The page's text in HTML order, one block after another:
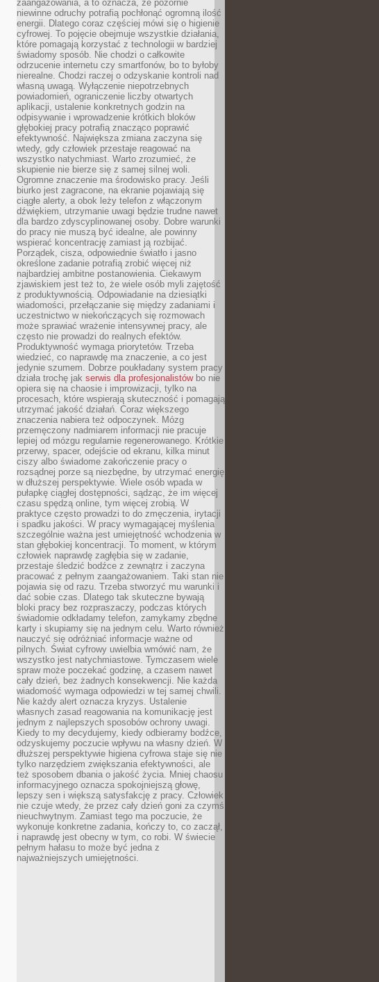
zaangażowania, a to oznacza, że pozornie
niewinne odruchy potrafią pochłonąć ogromną ilość
energii. Dlatego coraz częściej mówi się o higienie
cyfrowej. To pojęcie obejmuje wszystkie działania,
które pomagają korzystać z technologii w bardziej
świadomy sposób. Nie chodzi o całkowite
odrzucenie internetu czy smartfonów, bo to byłoby
nierealne. Chodzi raczej o odzyskanie kontroli nad
własną uwagą. Wyłączenie niepotrzebnych
powiadomień, ograniczenie liczby otwartych
aplikacji, ustalenie konkretnych godzin na
odpisywanie i wprowadzenie krótkich bloków
głębokiej pracy potrafią znacząco poprawić
efektywność. Największa zmiana zaczyna się
wtedy, gdy człowiek przestaje reagować na
wszystko natychmiast. Warto zrozumieć, że
skupienie nie bierze się z samej silnej woli.
Ogromne znaczenie ma środowisko pracy. Jeśli
biurko jest zagracone, na ekranie pojawiają się
ciągłe alerty, a obok leży telefon z włączonym
dźwiękiem, utrzymanie uwagi będzie trudne nawet
dla bardzo zdyscyplinowanej osoby. Dobre warunki
do pracy nie muszą być idealne, ale powinny
wspierać koncentrację zamiast ją rozbijać.
Porządek, cisza, odpowiednie światło i jasno
określone zadanie potrafią zrobić więcej niż
najbardziej ambitne postanowienia. Ciekawym
zjawiskiem jest też to, że wiele osób myli zajętość
z produktywnością. Odpowiadanie na dziesiątki
wiadomości, przełączanie się między zadaniami i
uczestnictwo w niekończących się rozmowach
może sprawiać wrażenie intensywnej pracy, ale
często nie prowadzi do realnych efektów.
Produktywność wymaga priorytetów. Trzeba
wiedzieć, co naprawdę ma znaczenie, a co jest
jedynie szumem. Dobrze poukładany system pracy
działa trochę jak serwis dla profesjonalistówbo nie
opiera się na chaosie i improwizacji, tylko na
procesach, które wspierają skuteczność i pomagają
utrzymać jakość działań. Coraz większego
znaczenia nabiera też odpoczynek. Mózg
przemęczony nadmiarem informacji nie pracuje
lepiej od mózgu regularnie regenerowanego. Krótkie
przerwy, spacer, odejście od ekranu, kilka minut
ciszy albo świadome zakończenie pracy o
rozsądnej porze są niezbędne, by utrzymać energię
w dłuższej perspektywie. Wiele osób wpada w
pułapkę ciągłej dostępności, sądząc, że im więcej
czasu spędzą online, tym więcej zrobią. W
praktyce często prowadzi to do zmęczenia, irytacji
i spadku jakości. W pracy wymagającej myślenia
szczególnie ważna jest umiejętność wchodzenia w
stan głębokiej koncentracji. To moment, w którym
człowiek naprawdę zagłębia się w zadanie,
przestaje śledzić bodźce z zewnątrz i zaczyna
pracować z pełnym zaangażowaniem. Taki stan nie
pojawia się od razu. Trzeba stworzyć mu warunki i
dać sobie czas. Dlatego tak skuteczne bywają
bloki pracy bez rozpraszaczy, podczas których
świadomie odkładamy telefon, zamykamy zbędne
karty i skupiamy się na jednym celu. Warto również
nauczyć się odróżniać informacje ważne od
pilnych. Świat cyfrowy uwielbia wmówić nam, że
wszystko jest natychmiastowe. Tymczasem wiele
spraw może poczekać godzinę, a czasem nawet
cały dzień, bez żadnych konsekwencji. Nie każda
wiadomość wymaga odpowiedzi w tej samej chwili.
Nie każdy alert oznacza kryzys. Ustalenie
własnych zasad reagowania na komunikację jest
jednym z najlepszych sposobów ochrony uwagi.
Kiedy to my decydujemy, kiedy odbieramy bodźce,
odzyskujemy poczucie wpływu na własny dzień. W
dłuższej perspektywie higiena cyfrowa staje się nie
tylko narzędziem zwiększania efektywności, ale
też sposobem dbania o jakość życia. Mniej chaosu
informacyjnego oznacza spokojniejszą głowę,
lepszy sen i większą satysfakcję z pracy. Człowiek
nie czuje wtedy, że przez cały dzień goni za czymś
nieuchwytnym. Zamiast tego ma poczucie, że
wykonuje konkretne zadania, kończy to, co zaczął,
i naprawdę jest obecny w tym, co robi. W świecie
pełnym hałasu to może być jedna z
najważniejszych umiejętności.